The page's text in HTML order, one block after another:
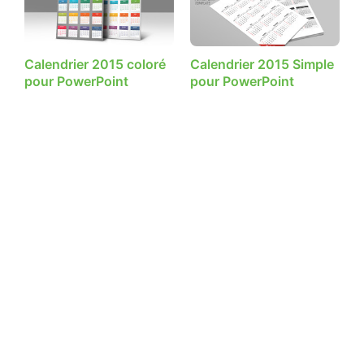
Calendrier 2015 coloré
pour PowerPoint
Calendrier 2015 Simple
pour PowerPoint